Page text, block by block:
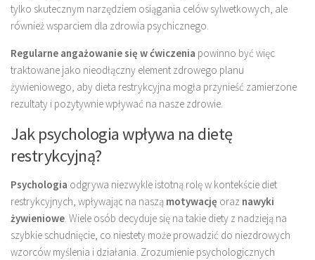
tylko skutecznym narzędziem osiągania celów sylwetkowych, ale
również wsparciem dla zdrowia psychicznego.
Regularne angażowanie się w ćwiczenia powinno być więc
traktowane jako nieodłączny element zdrowego planu
żywieniowego, aby dieta restrykcyjna mogła przynieść zamierzone
rezultaty i pozytywnie wpływać na nasze zdrowie.
Jak psychologia wpływa na dietę
restrykcyjną?
Psychologia odgrywa niezwykle istotną rolę w kontekście diet
restrykcyjnych, wpływając na naszą motywację oraz nawyki
żywieniowe. Wiele osób decyduje się na takie diety z nadzieją na
szybkie schudnięcie, co niestety może prowadzić do niezdrowych
wzorców myślenia i działania. Zrozumienie psychologicznych